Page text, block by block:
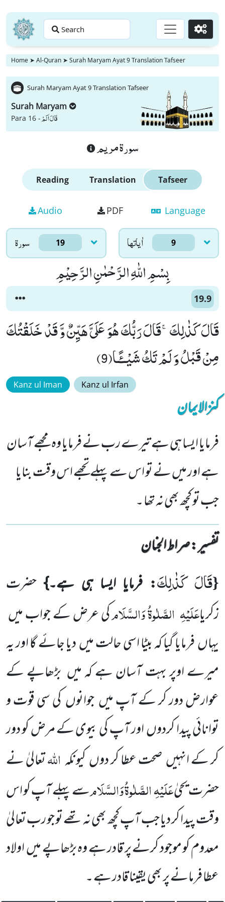
Search Go
Home ➤ Al-Quran ➤ Surah Maryam Ayat 9 Translation Tafseer
Surah Maryam Ayat 9 Translation Tafseer
Surah Maryam
Para 16 -قَالَ اَلَمْ
سورة مريم
Reading Translation Tafseer
Audio PDF Language
سورۃ 19 اٰياتها 9
بِسْمِ اللّٰهِ الرَّحْمٰنِ الرَّحِیْمِ
19.9
قَالَ كَذٰلِكَۚ-قَالَ رَبُّكَ هُوَ عَلَیَّ هَیِّنٌ وَّ قَدْ خَلَقْتُكَ
مِنْ قَبْلُ وَ لَمْ تَكُ شَیْــٴًـا(9)
Kanz ul Iman Kanz ul Irfan
کنزالایمان
فرمایا ایسا ہی ہے تیرے رب نے فرمایا وہ مجھے آسان
ہے اور میں نے تو اس سے پہلے تجھے اس وقت بنایا
جب تو کچھ بھی نہ تھا ۔
تفسیر : ‎صراط الجنان
{قَالَ كَذٰلِكَ: فرمایا ایسا ہی ہے۔} حضرت
زکریاعَلَیْہِ الصَّلٰوۃُ وَالسَّلَامکی عرض کے جواب میں
یہاںفرمایا گیا کہ بیٹا اسی حالت میںدیا جائے گا اور یہ
میرے اوپر بہت آسان ہے کہ میں بڑھاپے کے
عوارض دور کر کے آپ میںجوانوںکی سی قوت و
توانائی پیدا کردوںاور آپ کی بیوی کے مرض کو دور
کر کے انہیںصحت عطا کر دوںکیونکہاللہتعالیٰ نے
حضرت یحیٰعَلَیْہِالصَّلٰوۃُ وَالسَّلَامسے پہلے آپ کو اس
وقت پیدا کر دیا جب آپ کچھ بھی نہ تھے تو جو رب تعالیٰ
معدوم کو موجود کرنے پر قادر ہے وہ بڑھاپے میںاولاد
عطا فرمانے پر بھی یقینا قادر ہے ۔